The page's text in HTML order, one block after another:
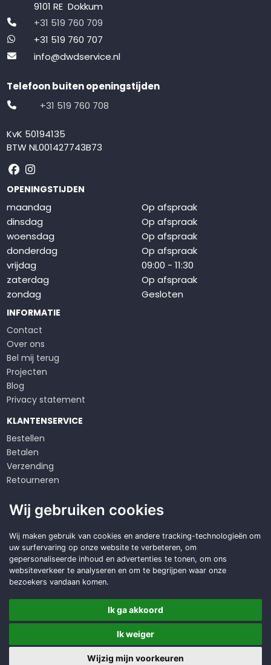
9101 RE Dokkum
+31 519 760 709
+31 519 760 707
info@dwdservice.nl
Telefoon buiten openingstijden
+31 519 760 708
KvK 50194135
BTW NL001427743B73
Volg ons op Facebook
Volg ons op Instagram
OPENINGSTIJDEN
maandag
Op afspraak
dinsdag
Op afspraak
woensdag
Op afspraak
donderdag
Op afspraak
vrijdag
09:00 - 11:30
zaterdag
Op afspraak
zondag
Gesloten
INFORMATIE
Contact
Over ons
Bel mij terug
Projecten
Blog
Privacy statement
KLANTENSERVICE
Bestellen
Betalen
Verzending
Retourneren
Algemene voorwaarden
Op zoek naar een
duurzameoplossing?
Offerte aanvragen
Copyright © 2026 DWD Service
Made with
BO. Be Original| Powered by
BO Creator DXP®
Offerte Cookie instellingen
Wij gebruiken cookies
Wij maken gebruik van cookies en andere tracking-technologieën om
uw surfervaring op onze website te verbeteren, om
gepersonaliseerde inhoud en advertenties te tonen, om ons
websiteverkeer te analyseren en om te begrijpen waar onze
bezoekers vandaan komen.
Ik ga akkoord
Ik weiger
Wijzig mijn voorkeuren